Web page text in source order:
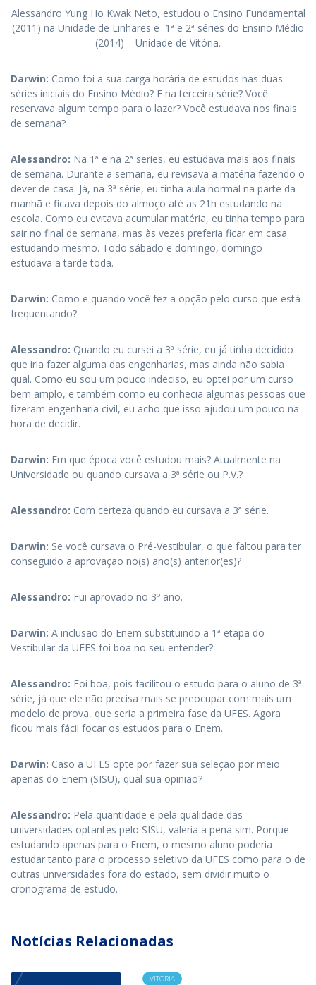
Alessandro Yung Ho Kwak Neto, estudou o Ensino Fundamental
(2011) na Unidade de Linhares e 1ª e 2ª séries do Ensino Médio
(2014) – Unidade de Vitória.
Darwin: Como foi a sua carga horária de estudos nas duas
séries iniciais do Ensino Médio? E na terceira série? Você
reservava algum tempo para o lazer? Você estudava nos finais
de semana?
Alessandro: Na 1ª e na 2ª series, eu estudava mais aos finais
de semana. Durante a semana, eu revisava a matéria fazendo o
dever de casa. Já, na 3ª série, eu tinha aula normal na parte da
manhã e ficava depois do almoço até as 21h estudando na
escola. Como eu evitava acumular matéria, eu tinha tempo para
sair no final de semana, mas às vezes preferia ficar em casa
estudando mesmo. Todo sábado e domingo, domingo
estudava a tarde toda.
Darwin: Como e quando você fez a opção pelo curso que está
frequentando?
Alessandro: Quando eu cursei a 3ª série, eu já tinha decidido
que iria fazer alguma das engenharias, mas ainda não sabia
qual. Como eu sou um pouco indeciso, eu optei por um curso
bem amplo, e também como eu conhecia algumas pessoas que
fizeram engenharia civil, eu acho que isso ajudou um pouco na
hora de decidir.
Darwin: Em que época você estudou mais? Atualmente na
Universidade ou quando cursava a 3ª série ou P.V.?
Alessandro: Com certeza quando eu cursava a 3ª série.
Darwin: Se você cursava o Pré-Vestibular, o que faltou para ter
conseguido a aprovação no(s) ano(s) anterior(es)?
Alessandro: Fui aprovado no 3º ano.
Darwin: A inclusão do Enem substituindo a 1ª etapa do
Vestibular da UFES foi boa no seu entender?
Alessandro: Foi boa, pois facilitou o estudo para o aluno de 3ª
série, já que ele não precisa mais se preocupar com mais um
modelo de prova, que seria a primeira fase da UFES. Agora
ficou mais fácil focar os estudos para o Enem.
Darwin: Caso a UFES opte por fazer sua seleção por meio
apenas do Enem (SISU), qual sua opinião?
Alessandro: Pela quantidade e pela qualidade das
universidades optantes pelo SISU, valeria a pena sim. Porque
estudando apenas para o Enem, o mesmo aluno poderia
estudar tanto para o processo seletivo da UFES como para o de
outras universidades fora do estado, sem dividir muito o
cronograma de estudo.
Notícias Relacionadas
VITÓRIA